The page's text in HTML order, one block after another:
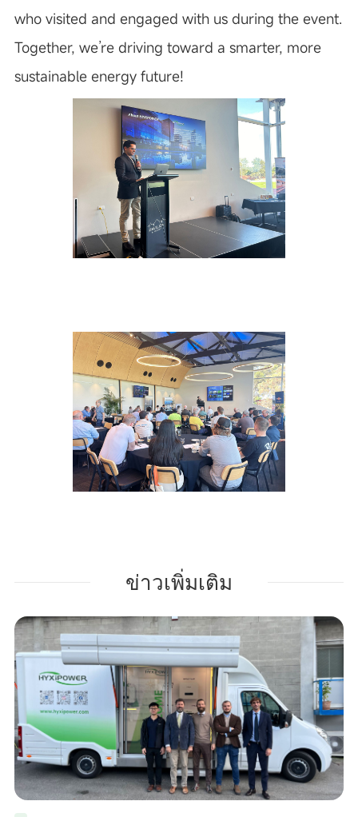
who visited and engaged with us during the event.
Together, we’re driving toward a smarter, more
sustainable energy future!
ข่าวเพิ่มเติม